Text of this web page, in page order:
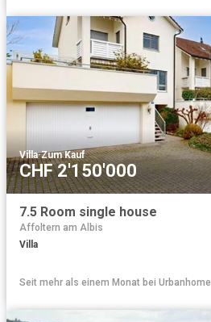
Villa·Zum Kauf
CHF 2'150'000
7.5 Room single house
Affoltern am Albis
Villa
Seit mehr als einem Monat bei Urbanhome